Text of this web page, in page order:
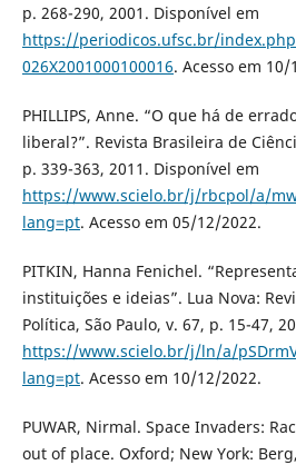
p. 268-290, 2001. Disponível em
https://periodicos.ufsc.br/
026X2001000100016. Acesso em 10/
PHILLIPS, Anne. “O que há de
liberal?”. Revista Brasileira de
p. 339-363, 2011. Disponível em
https://www.scielo.br/j/rbcpol/a/
lang=pt. Acesso em 05/12/2022.
PITKIN, Hanna Fenichel.
instituições e ideias”. Lua Nova:
Política, São Paulo, v. 67, p. 15-47,
https://www.scielo.br/j/ln/a/
lang=pt. Acesso em 10/12/2022.
PUWAR, Nirmal. Space Invaders:
out of place. Oxford; New York: